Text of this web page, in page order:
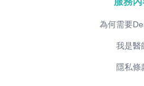
為何需要
我是醫
隱私條